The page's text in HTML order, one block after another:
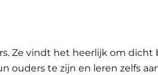
Ze vindt het heerlijk om
ouders te zijn en leren zelfs